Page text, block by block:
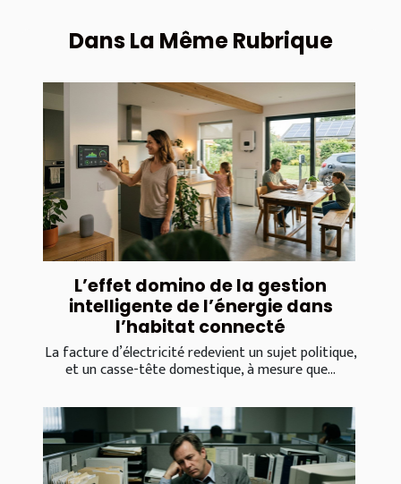
Dans La Même Rubrique
L’effet domino de la gestion
intelligente de l’énergie dans
l’habitat connecté
La facture d’électricité redevient un sujet politique,
et un casse-tête domestique, à mesure que...